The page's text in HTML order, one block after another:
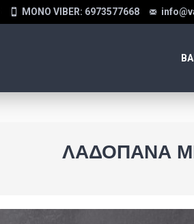
MONO VIBER: 6973577668
ΛΑΔΌΠΑΝΑ